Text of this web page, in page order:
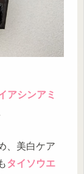
アシンアミ
、美白ケア
タイソウエ